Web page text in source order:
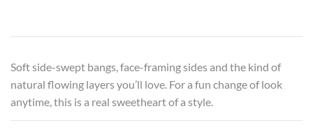
Soft side-swept bangs, face-framing sides and the kind of
natural flowing layers you’ll love. For a fun change of look
anytime, this is a real sweetheart of a style.